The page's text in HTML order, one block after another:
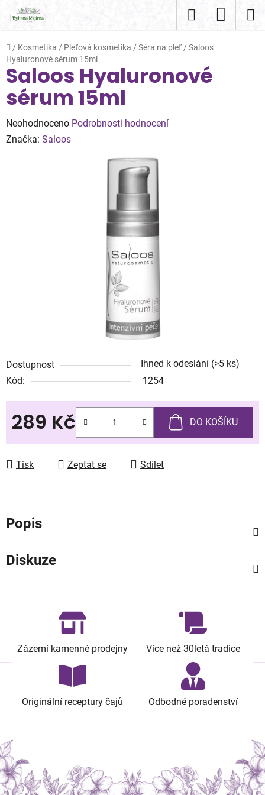
obsah
Hledat
KOŠÍK
Domů
/ Kosmetika / Pleťová kosmetika / Séra na pleť / Saloos
Hyaluronové sérum 15ml
Dostupnost Ihned k odeslání (>5 ks)
Kód:
1254
289 Kč DO KOŠÍKU
Tisk Zeptat se Sdílet
Saloos Hyaluronové
sérum 15ml
Průměrné
hodnocení
Neohodnoceno Podrobnosti hodnocení
Značka: Saloos
Popis
Diskuze
Zázemí kamenné prodejny Více než 30letá tradice
Originální receptury čajů Odbodné poradenství